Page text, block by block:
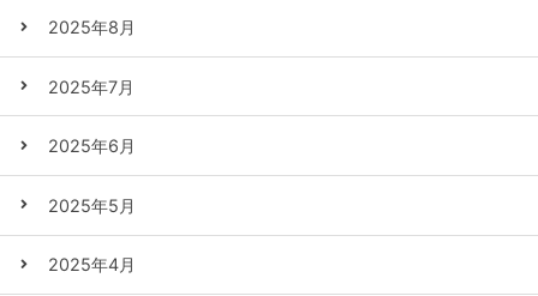
2025年8月
2025年7月
2025年6月
2025年5月
2025年4月